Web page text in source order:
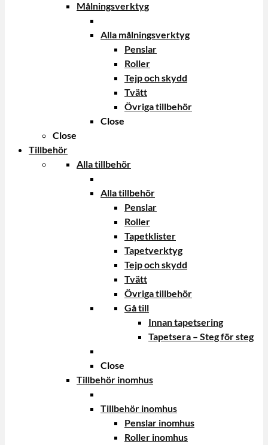
Målningsverktyg
Alla målningsverktyg
Penslar
Roller
Tejp och skydd
Tvätt
Övriga tillbehör
Close
Close
Tillbehör
Alla tillbehör
Alla tillbehör
Penslar
Roller
Tapetklister
Tapetverktyg
Tejp och skydd
Tvätt
Övriga tillbehör
Gå till
Innan tapetsering
Tapetsera – Steg för steg
Close
Tillbehör inomhus
Tillbehör inomhus
Penslar inomhus
Roller inomhus